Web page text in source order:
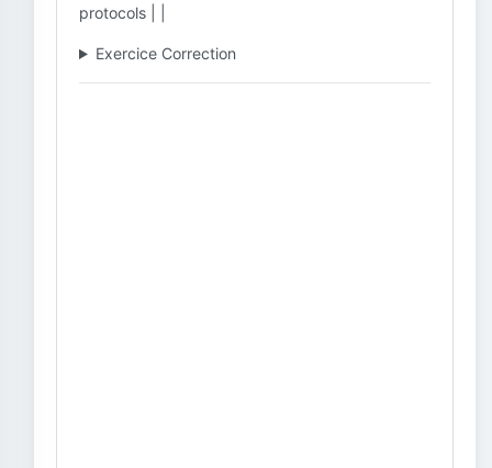
protocols | |
Exercice Correction